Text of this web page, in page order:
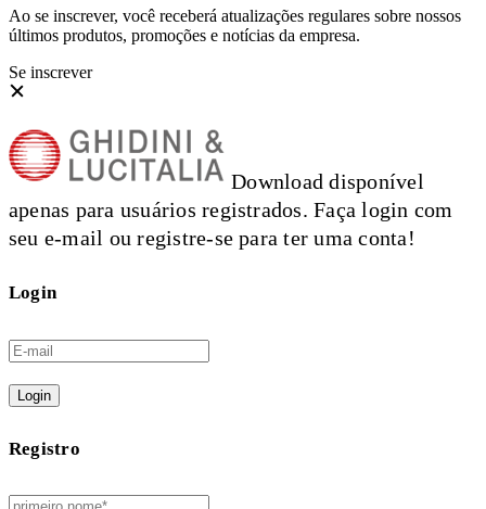
Ao se inscrever, você receberá atualizações regulares sobre nossos
últimos produtos, promoções e notícias da empresa.
Se inscrever
Download disponível
apenas para usuários registrados. Faça login com
seu e-mail ou registre-se para ter uma conta!
Login
Login
Registro